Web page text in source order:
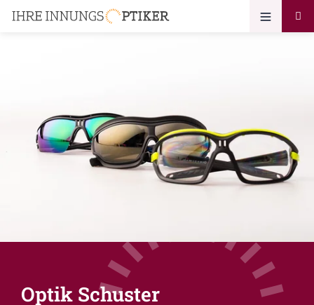
Optik Schuster